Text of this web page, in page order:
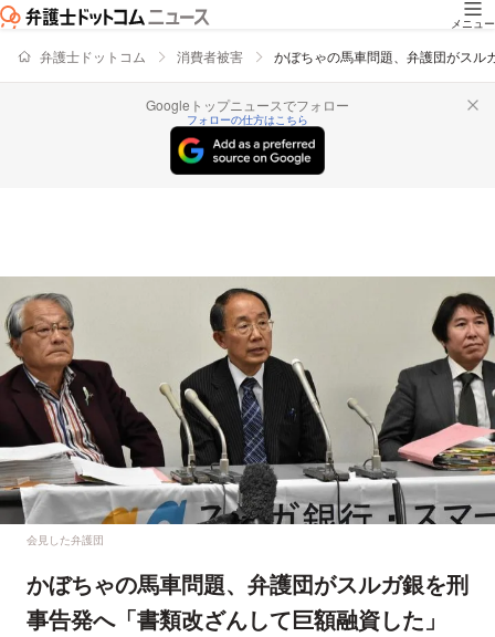
メニュー
弁護士ドットコム 消費者被害 かぼちゃの馬車問題、弁護団がスル
Googleトップニュースでフォロー
フォローの仕方はこちら
会見した弁護団
かぼちゃの馬車問題、弁護団がスルガ銀を刑
事告発へ「書類改ざんして巨額融資した」